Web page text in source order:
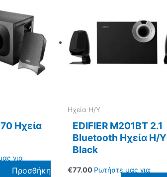
Ηχεία
για
Προσθήκη
Ηχεία Η/Υ
EDIFIER M201BT 2.1
Bluetooth Ηχεία Η/Υ
Black
€77.00 Ρωτήστε μας για